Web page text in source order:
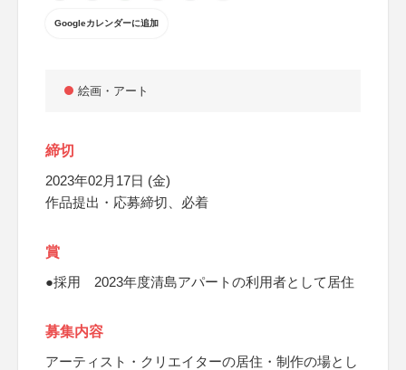
Googleカレンダーに追加
絵画・アート
締切
2023年02月17日 (金)
作品提出・応募締切、必着
賞
●採用 2023年度清島アパートの利用者として居住
募集内容
アーティスト・クリエイターの居住・制作の場とし